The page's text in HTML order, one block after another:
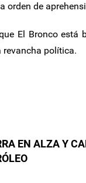
orden de
El Bronco está
revancha política.
EN ALZA Y